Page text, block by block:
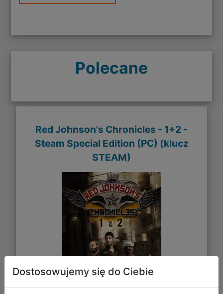
Polecane
Red Johnson's Chronicles - 1+2 -
Steam Special Edition (PC) (klucz
STEAM)
Dostosowujemy się do Ciebie